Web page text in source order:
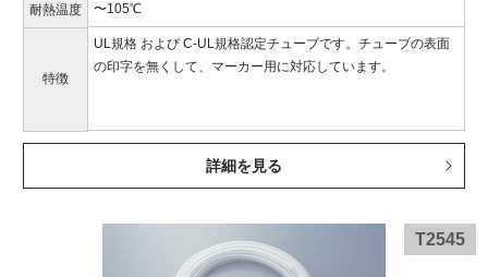
耐熱温度 〜105℃
特徴
UL規格 および C-UL規格認定チューブです。チューブの表面
の印字を無くして、マーカー用に対応しています。
詳細を見る
T2545